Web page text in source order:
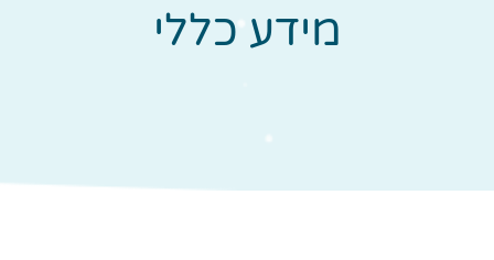
מידע כללי